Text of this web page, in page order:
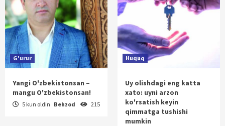
G'urur
Yangi O'zbekistonsan –
mangu O'zbekistonsan!
5 kun oldin Behzod 215
Huquq
Uy olishdagi eng katta
xato: uyni arzon
ko'rsatish keyin
qimmatga tushishi
mumkin